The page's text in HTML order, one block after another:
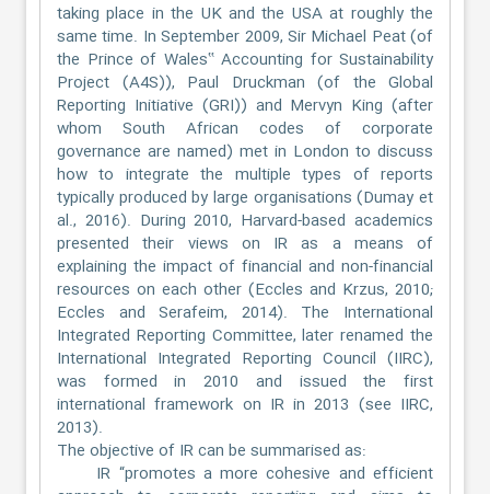
taking place in the UK and the USA at roughly the
same time. In September 2009, Sir Michael Peat (of
the Prince of Wales‟ Accounting for Sustainability
Project (A4S)), Paul Druckman (of the Global
Reporting Initiative (GRI)) and Mervyn King (after
whom South African codes of corporate
governance are named) met in London to discuss
how to integrate the multiple types of reports
typically produced by large organisations (Dumay et
al., 2016). During 2010, Harvard-based academics
presented their views on IR as a means of
explaining the impact of financial and non-financial
resources on each other (Eccles and Krzus, 2010;
Eccles and Serafeim, 2014). The International
Integrated Reporting Committee, later renamed the
International Integrated Reporting Council (IIRC),
was formed in 2010 and issued the first
international framework on IR in 2013 (see IIRC,
2013).
The objective of IR can be summarised as:
IR “promotes a more cohesive and efficient